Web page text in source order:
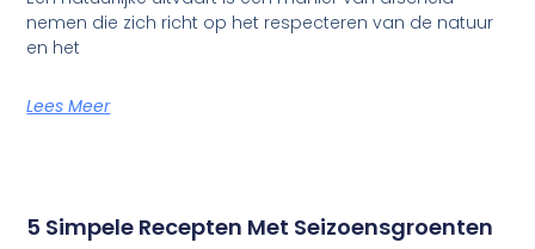
nemen die zich richt op het respecteren van de natuur
en het
Lees Meer
5 Simpele Recepten Met Seizoensgroenten